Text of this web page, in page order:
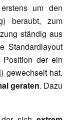
um den
beraubt, zum
ständig aus
Standardlayout
Position der ein
gewechselt hat.
geraten. Dazu